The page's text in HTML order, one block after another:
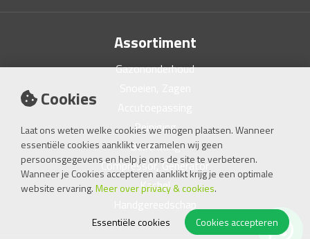
Cookies
Laat ons weten welke cookies we mogen plaatsen. Wanneer
essentiële cookies aanklikt verzamelen wij geen
persoonsgegevens en help je ons de site te verbeteren.
Wanneer je Cookies accepteren aanklikt krijg je een optimale
website ervaring.Meer over privacy & cookies.
Cookies accepteren
Essentiële cookies
Assortiment
Gazononderhoud
Reiniging
Bestrating
Compressor, Generator
Kachel